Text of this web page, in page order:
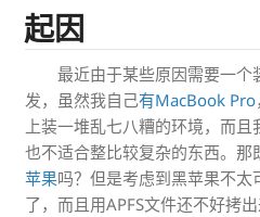
起因
最近由于某些原因需要一个
发，虽然我自己有MacBook Pro
上装一堆乱七八糟的环境，而且
也不适合整比较复杂的东西。那
苹果吗？但是考虑到黑苹果不
了，而且用APFS文件还不好拷